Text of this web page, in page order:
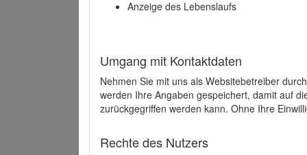
Anzeige des Lebenslaufs
Umgang mit Kontaktdaten
Nehmen Sie mit uns als Websitebetreiber
werden Ihre Angaben gespeichert, damit auf
zurückgegriffen werden kann. Ohne Ihre
Rechte des Nutzers